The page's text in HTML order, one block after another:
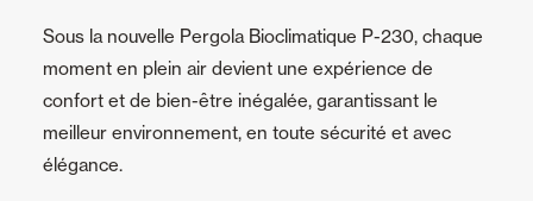
Sous la nouvelle Pergola Bioclimatique P-230, chaque
moment en plein air devient une expérience de
confort et de bien-être inégalée, garantissant le
meilleur environnement, en toute sécurité et avec
élégance.